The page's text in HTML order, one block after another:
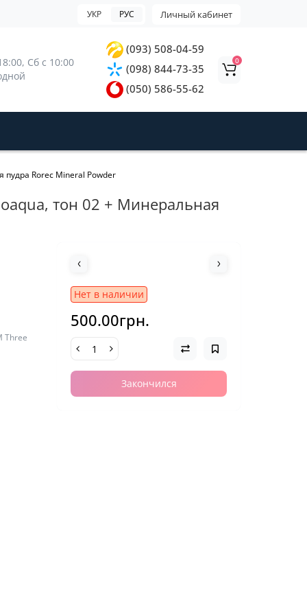
Личный кабинет
УКР РУС
Сб с 10:00
(093) 508-04-59
(098) 844-73-35
(050) 586-55-62
0
пудра Rorec Mineral Powder
тон 02 + Минеральная
Three
Нет в наличии
500.00грн.
Закончился